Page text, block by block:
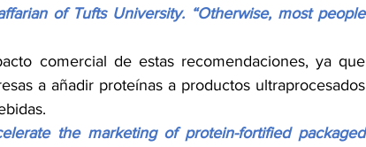
of Tufts University. “Otherwise, most people
comercial de estas recomendaciones, ya que
a añadir proteínas a productos ultraprocesados
the marketing of protein-fortified packaged